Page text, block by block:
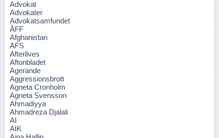
Advokat
Advokater
Advokatsamfundet
ÅFF
Afghanistan
AFS
Afterlives
Aftonbladet
Agerande
Aggressionsbrott
Agneta Cronholm
Agneta Svensson
Ahmadiyya
Ahmadreza Djalali
AI
AIK